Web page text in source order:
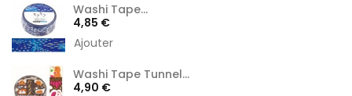
Washi Tape...
Prix
4,85 €
Ajouter
Washi Tape Tunnel...
Prix
4,90 €